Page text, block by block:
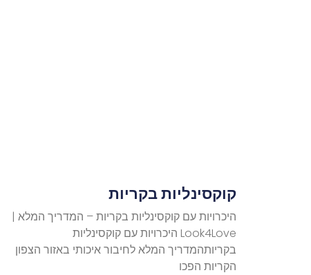
קוקסינליות בקריות
היכרויות עם קוקסינליות בקריות – המדריך המלא |
Look4Love היכרויות עם קוקסינליות
בקריותהמדריך המלא לחיבור איכותי באזור הצפון
הקריות הפכו